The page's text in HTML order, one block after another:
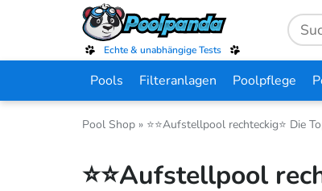
Echte & unabhängige Tests
for:
Pools Filteranlagen Poolpflege
Pool Shop » ⭐⭐Aufstellpool rechteckig⭐ Die
⭐⭐Aufstellpool